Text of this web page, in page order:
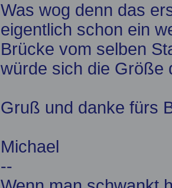
Was wog denn das
eigentlich schon ein
Brücke vom selben
würde sich die Größe
Gruß und danke fürs
Michael
--